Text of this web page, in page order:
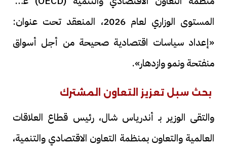
المستوى الوزاري لعام 2026، المنعقد تحت عنوان:
«إعداد سياسات اقتصادية صحيحة من أجل أسواق
منفتحة ونمو وازدهار».
بحث سبل تعزيز التعاون المشترك
والتقى الوزير بـ أندرياس شال، رئيس قطاع العلاقات
العالمية والتعاون بمنظمة التعاون الاقتصادي والتنمية،